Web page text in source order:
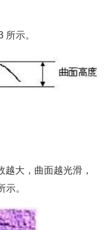
示。
大，曲面越光滑，
。